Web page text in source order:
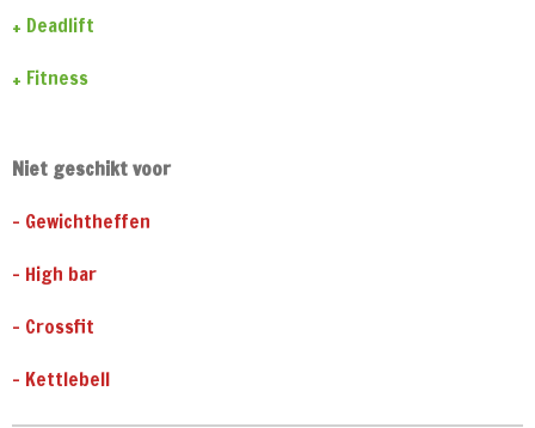
+ Deadlift
+ Fitness
Niet geschikt voor
- Gewichtheffen
- High bar
- Crossfit
- Kettlebell